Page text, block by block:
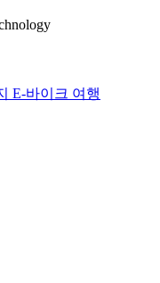
E-바이크 여행